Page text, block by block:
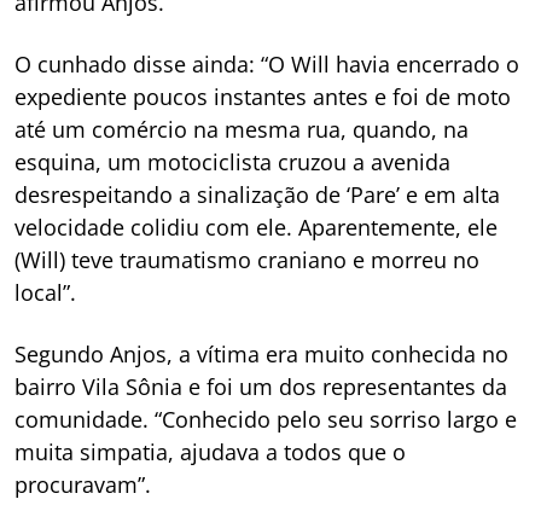
O cunhado disse ainda: “O Will havia encerrado o
expediente poucos instantes antes e foi de moto
até um comércio na mesma rua, quando, na
esquina, um motociclista cruzou a avenida
desrespeitando a sinalização de ‘Pare’ e em alta
velocidade colidiu com ele. Aparentemente, ele
(Will) teve traumatismo craniano e morreu no
local”.
Segundo Anjos, a vítima era muito conhecida no
bairro Vila Sônia e foi um dos representantes da
comunidade. “Conhecido pelo seu sorriso largo e
muita simpatia, ajudava a todos que o
procuravam”.